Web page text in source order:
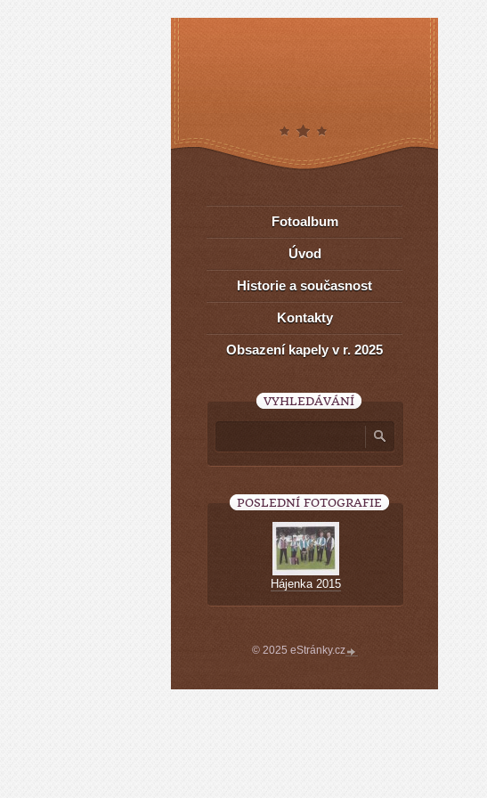
Fotoalbum
Úvod
Historie a současnost
Kontakty
Obsazení kapely v r. 2025
VYHLEDÁVÁNÍ
POSLEDNÍ FOTOGRAFIE
Hájenka 2015
© 2025 eStránky.cz